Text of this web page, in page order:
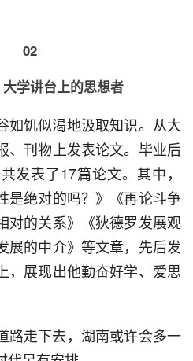
02
学讲台上的思想者
饥似渴地汲取知识。从大
、刊物上发表论文。毕业后
发表了17篇论文。其中，
是绝对的吗？》《再论斗争
对的关系》《狄德罗发展观
展的中介》等文章，先后发
，展现出他勤奋好学、爱思
走下去，湖南或许会多一